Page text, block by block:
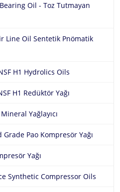
Oil - Toz Tutmayan
Line Oil Sentetik Pnömatik
H1 Hydrolics Oils
H1 Redüktör Yağı
Yağlayıcı
Pao Kompresör Yağı
Yağı
Synthetic Compressor Oils